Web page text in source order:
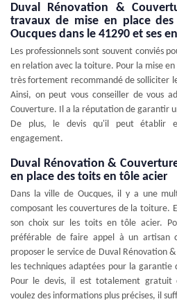
Duval Rénovation &
travaux de mise en place
Oucques dans le 41290 et ses
Les professionnels sont souvent conviés
en relation avec la toiture. Pour la mise
très fortement recommandé de solliciter
Ainsi, on peut vous conseiller de vous
Couverture. Il a la réputation de garantir
De plus, le devis qu'il peut établir
engagement.
Duval Rénovation &
en place des toits en tôle acier
Dans la ville de Oucques, il y a une
composant les couvertures de la toiture.
son choix sur les toits en tôle acier.
préférable de faire appel à un artisan
proposer le service de Duval Rénovation
les techniques adaptées pour la
Pour le devis, il est totalement gratuit
voulez des informations plus précises, il